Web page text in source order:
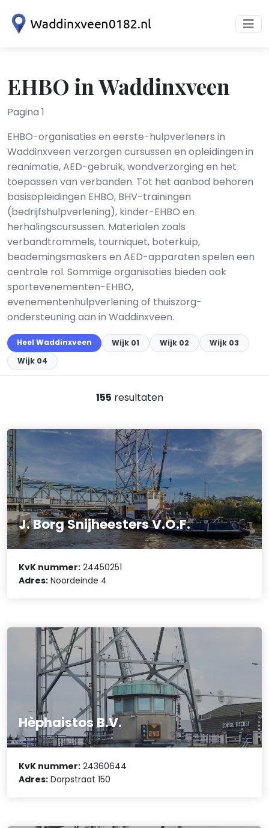
EHBO in Waddinxveen
Pagina 1
EHBO-organisaties en eerste-hulpverleners in
Waddinxveen verzorgen cursussen en opleidingen in
reanimatie, AED-gebruik, wondverzorging en het
toepassen van verbanden. Tot het aanbod behoren
basisopleidingen EHBO, BHV-trainingen
(bedrijfshulpverlening), kinder-EHBO en
herhalingscursussen. Materialen zoals
verbandtrommels, tourniquet, boterkuip,
beademingsmaskers en AED-apparaten spelen een
centrale rol. Sommige organisaties bieden ook
sportevenementen-EHBO,
evenementenhulpverlening of thuiszorg-
ondersteuning aan in Waddinxveen.
Heel Waddinxveen Wijk 01 Wijk 02
Wijk 03
Wijk 04
155 resultaten
J. Borg Snijheesters V.O.F.
KvK nummer: 24450251
Adres: Noordeinde 4
Hèphaistos B.V.
KvK nummer: 24360644
Adres: Dorpstraat 150